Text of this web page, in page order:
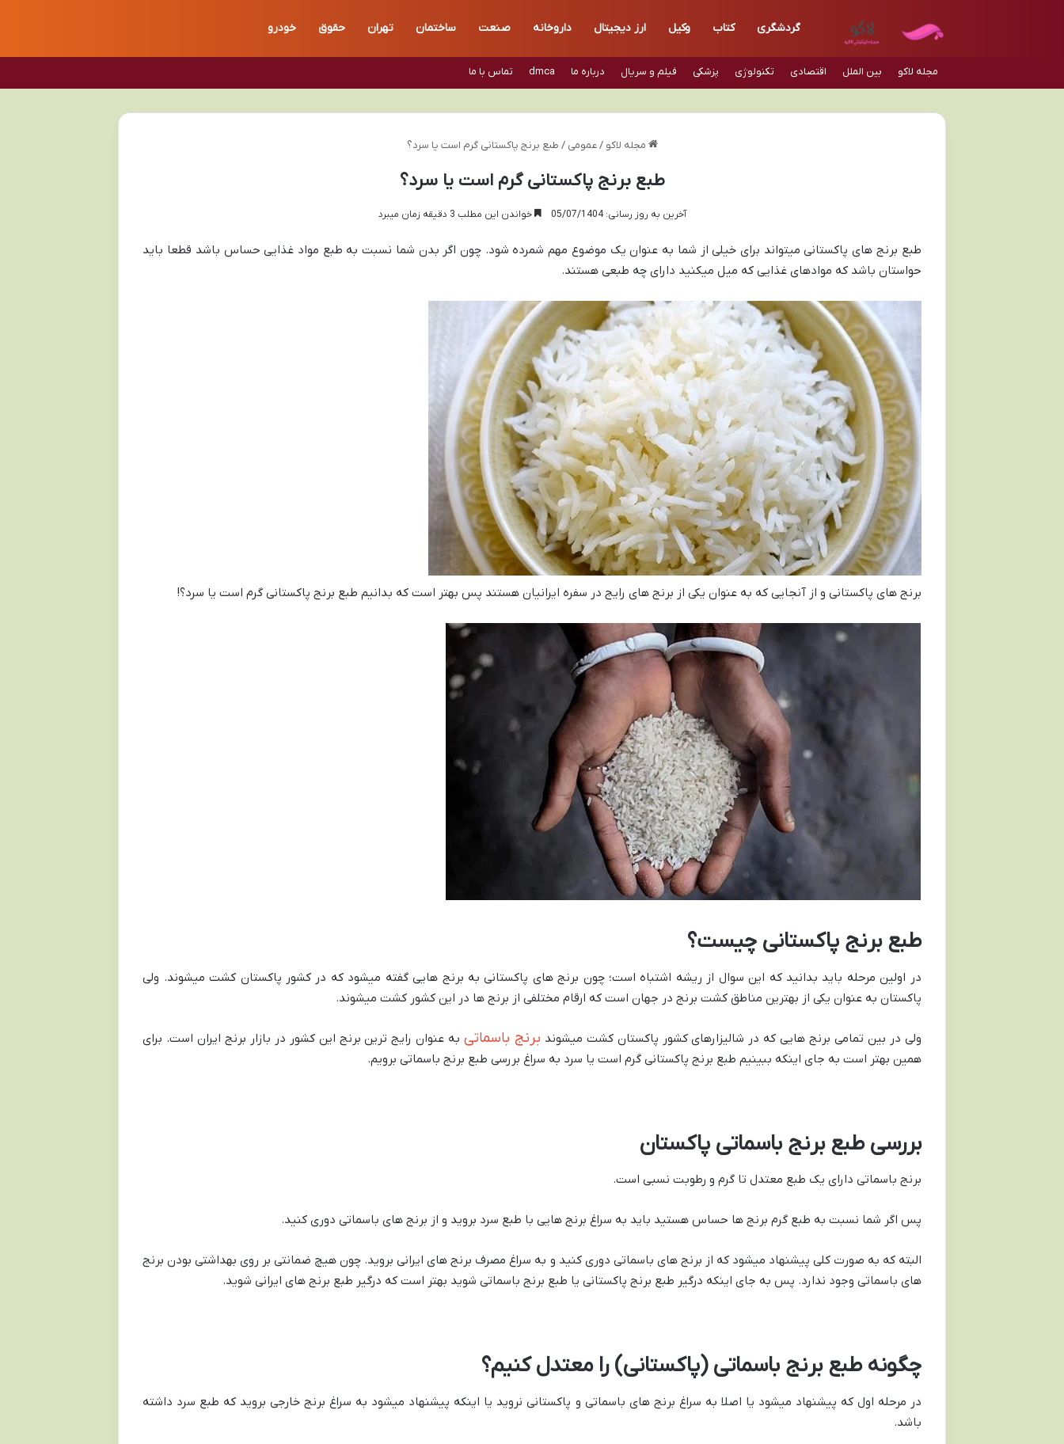
گردشگری کتاب وکیل ارز دیجیتال داروخانه صنعت ساختمان تهران حقوق خودرو
مجله لاکو بین الملل اقتصادی تکنولوژی پزشکی فیلم و سریال درباره ما dmca تماس با ما
مجله لاکو / عمومی / طبع برنج پاکستانی گرم است یا سرد؟
طبع برنج پاکستانی گرم است یا سرد؟
آخرین به روز رسانی: 05/07/1404 خواندن این مطلب 3 دقیقه زمان میبرد
طبع برنج های پاکستانی میتواند برای خیلی از شما به عنوان یک موضوع مهم شمرده شود. چون اگر بدن شما نسبت به طبع مواد غذایی حساس باشد قطعا باید
حواستان باشد که موادهای غذایی که میل میکنید دارای چه طبعی هستند.
برنج های پاکستانی و از آنجایی که به عنوان یکی از برنج های رایج در سفره ایرانیان هستند پس بهتر است که بدانیم طبع برنج پاکستانی گرم است یا سرد؟!
طبع برنج پاکستانی چیست؟
در اولین مرحله باید بدانید که این سوال از ریشه اشتباه است؛ چون برنج های پاکستانی به برنج هایی گفته میشود که در کشور پاکستان کشت میشوند. ولی
پاکستان به عنوان یکی از بهترین مناطق کشت برنج در جهان است که ارقام مختلفی از برنج ها در این کشور کشت میشوند.
ولی در بین تمامی برنج هایی که در شالیزارهای کشور پاکستان کشت میشوند برنج باسماتیبه عنوان رایج ترین برنج این کشور در بازار برنج ایران است. برای
همین بهتر است به جای اینکه ببینیم طبع برنج پاکستانی گرم است یا سرد به سراغ بررسی طبع برنج باسماتی برویم.
بررسی طبع برنج باسماتی پاکستان
برنج باسماتی دارای یک طبع معتدل تا گرم و رطوبت نسبی است.
پس اگر شما نسبت به طبع گرم برنج ها حساس هستید باید به سراغ برنج هایی با طبع سرد بروید و از برنج های باسماتی دوری کنید.
البته که به صورت کلی پیشنهاد میشود که از برنج های باسماتی دوری کنید و به سراغ مصرف برنج های ایرانی بروید. چون هیچ ضمانتی بر روی بهداشتی بودن برنج
های باسماتی وجود ندارد. پس به جای اینکه درگیر طبع برنج پاکستانی یا طبع برنج باسماتی شوید بهتر است که درگیر طبع برنج های ایرانی شوید.
چگونه طبع برنج باسماتی (پاکستانی) را معتدل کنیم؟
در مرحله اول که پیشنهاد میشود یا اصلا به سراغ برنج های باسماتی و پاکستانی نروید یا اینکه پیشنهاد میشود به سراغ برنج خارجی بروید که طبع سرد داشته
باشد.